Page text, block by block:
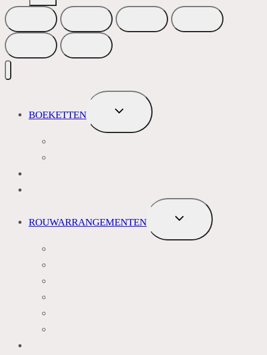
BOEKETTEN
TOGGLE
SUBMENU
ROUWARRANGEMENTEN
TOGGLE
SUBMENU